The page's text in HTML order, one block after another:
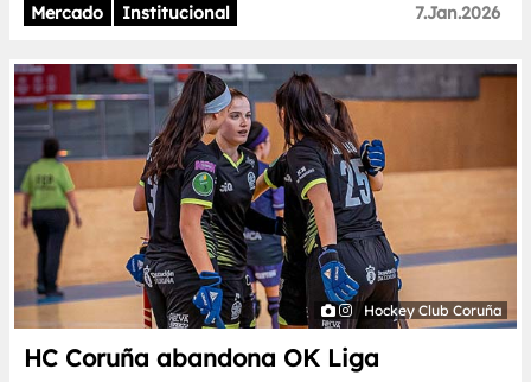
Mercado
Institucional 7.Jan.2026
Hockey Club Coruña
HC Coruña abandona OK Liga